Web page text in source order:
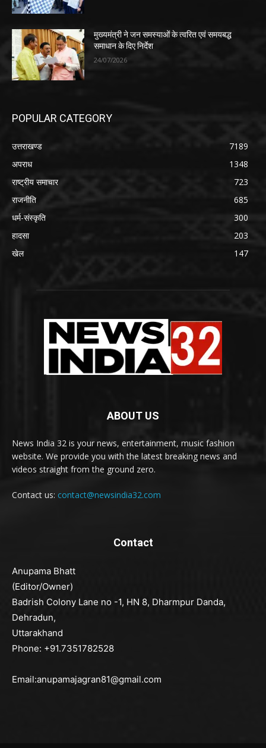
मुख्यमंत्री ने जन समस्याओं के त्वरित एवं समयबद्ध
समाधान के दिए निर्देश
24/07/2026
POPULAR CATEGORY
उत्तराखण्ड
7189
अपराध
1348
राष्ट्रीय समाचार
723
राजनीति
685
धर्म-संस्कृति
300
हादसा
203
खेल
147
ABOUT US
News India 32 is your news, entertainment, music fashion
website. We provide you with the latest breaking news and
videos straight from the ground zero.
Contact us: contact@newsindia32.com
Contact
Anupama Bhatt
(Editor/Owner)
Badrish Colony Lane no -1, HN 8, Dharmpur Danda,
Dehradun,
Uttarakhand
Phone: +91.7351782528
Email:anupamajagran81@gmail.com